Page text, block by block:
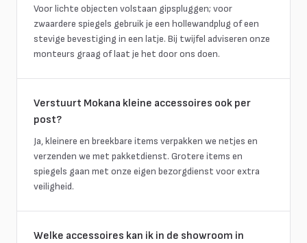
Voor lichte objecten volstaan gipspluggen; voor
zwaardere spiegels gebruik je een hollewandplug of een
stevige bevestiging in een latje. Bij twijfel adviseren onze
monteurs graag of laat je het door ons doen.
Verstuurt Mokana kleine accessoires ook per
post?
Ja, kleinere en breekbare items verpakken we netjes en
verzenden we met pakketdienst. Grotere items en
spiegels gaan met onze eigen bezorgdienst voor extra
veiligheid.
Welke accessoires kan ik in de showroom in